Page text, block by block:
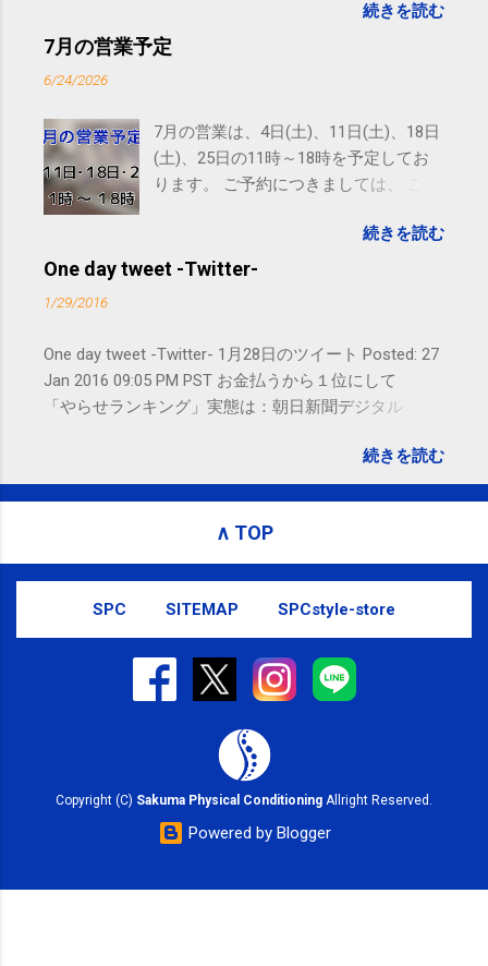
す。 電話に出られないことがあります
ので、ご予約、お問い合わせは
続きを読む
7月の営業予定
6/24/2026
7月の営業は、4日(土)、11日(土)、18日
(土)、25日の11時～18時を予定してお
ります。 ご予約につきましては、 こち
れないことがありますので、ご予約、
お問い合わせはSMS（ショートメッセ
続きを読む
One day tweet -Twitter-
1/29/2016
One day tweet -Twitter- 1月28日のツイート Posted: 27
Jan 2016 09:05 PM PST お金払うから１位にして
「やらせランキング」実態は：朝日新聞デジタル
to email updates from サクマフィジカルコンディショ
ニング(@SPCstyle) - Twilog . To stop receiving these
powered by Google Google Inc., 1600 Amphitheatre
Parkway, Mountain View, CA 94043, United States
続きを読む
∧ TOP
SPC SITEMAP SPCstyle-store
Copyright (C) Sakuma Physical Conditioning Allright Reserved.
Powered by Blogger